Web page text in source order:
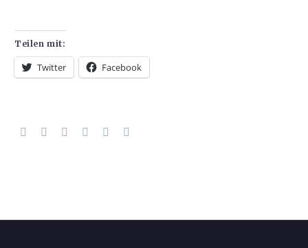
Teilen mit:
Twitter Facebook